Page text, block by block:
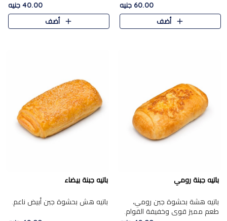
60.00 جنيه
أضف
40.00 جنيه
أضف
باتيه جبنة رومي
باتيه هشة بحشوة جبن رومي،
طعم مميز قوي وخفيفة القوام.
باتيه جبنة بيضاء
باتيه هش بحشوة جبن أبيض ناعم.